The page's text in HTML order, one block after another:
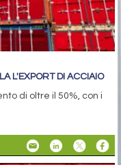
L'EXPORT DI ACCIAIO
di oltre il 50%, con i